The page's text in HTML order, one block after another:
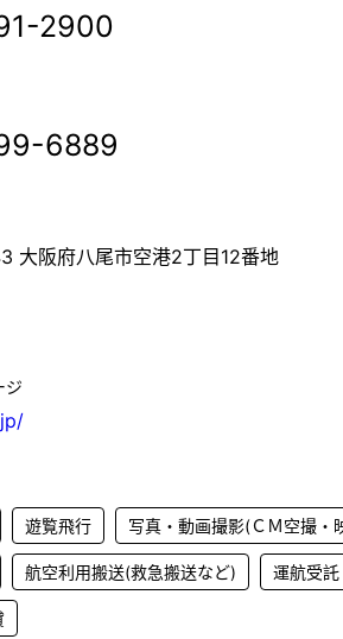
2900
6889
大阪府八尾市空港2丁目12番地
ジ
遊覧飛行 写真・動画撮影(ＣＭ空撮・
航空利用搬送(救急搬送など) 運航受託